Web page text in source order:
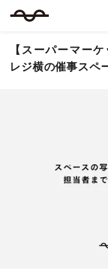
【スーパーマー
レジ横の催事スペ